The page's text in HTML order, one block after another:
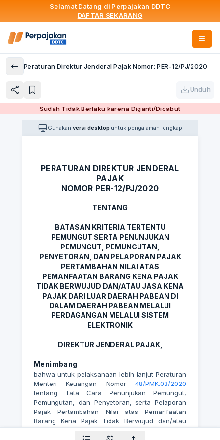
Selamat Datang di Perpajakan DDTC
DAFTAR SEKARANG
Peraturan Direktur Jenderal Pajak Nomor: PER-12/PJ/2020
Unduh
Sudah Tidak Berlaku karena Diganti/Dicabut
Gunakan versi desktop untuk pengalaman lengkap
PERATURAN DIREKTUR JENDERAL
PAJAK
NOMOR PER-12/PJ/2020
TENTANG
BATASAN KRITERIA TERTENTU
PEMUNGUT SERTA PENUNJUKAN
PEMUNGUT, PEMUNGUTAN,
PENYETORAN, DAN PELAPORAN PAJAK
PERTAMBAHAN NILAI ATAS
PEMANFAATAN BARANG KENA PAJAK
TIDAK BERWUJUD DAN/ATAU JASA KENA
PAJAK DARI LUAR DAERAH PABEAN DI
DALAM DAERAH PABEAN MELALUI
PERDAGANGAN MELALUI SISTEM
ELEKTRONIK
DIREKTUR JENDERAL PAJAK,
Menimbang
bahwa untuk pelaksanaan lebih lanjut Peraturan
Menteri Keuangan Nomor 48/PMK.03/2020
tentang Tata Cara Penunjukan Pemungut,
Pemungutan, dan Penyetoran, serta Pelaporan
Pajak Pertambahan Nilai atas Pemanfaatan
Barang Kena Pajak Tidak Berwujud dan/atau
Jasa Kena Pajak dari Luar Daerah Pabean di